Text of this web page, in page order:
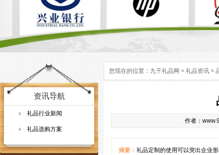
您现在的位置： 九千礼品网 > 礼品资讯 >
资讯导航
礼品行业新闻
礼品选购方案
作者：
摘要： 礼品定制的使用可以突出企业